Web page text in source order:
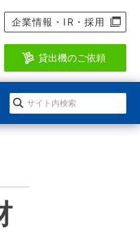
企業情報・IR・採用
貸出機のご依頼